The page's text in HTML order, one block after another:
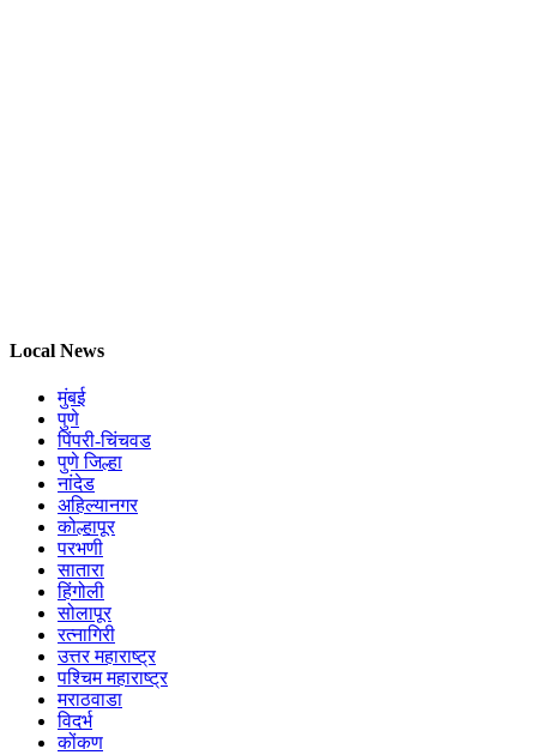
Local News
मुंबई
पुणे
पिंपरी-चिंचवड
पुणे जिल्हा
नांदेड
अहिल्यानगर
कोल्हापूर
परभणी
सातारा
हिंगोली
सोलापूर
रत्नागिरी
उत्तर महाराष्ट्र
पश्चिम महाराष्ट्र
मराठवाडा
विदर्भ
कोंकण